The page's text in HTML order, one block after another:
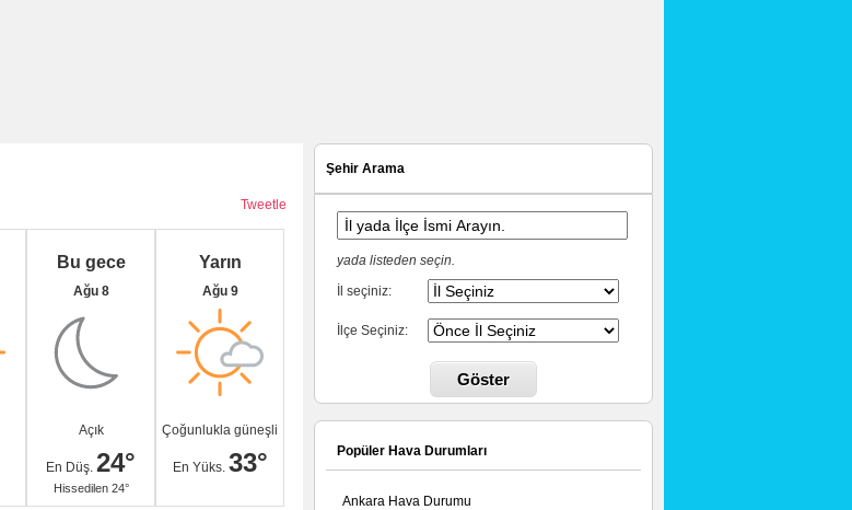
Tweetle
Bu gece
Ağu 8
Açık
En Düş. 24°
Hissedilen 24°
Yarın
Ağu 9
Çoğunlukla güneşli
En Yüks. 33°
Şehir Arama
yada listeden seçin.
İl seçiniz:
İlçe Seçiniz:
Göster
Popüler Hava Durumları
Ankara Hava Durumu